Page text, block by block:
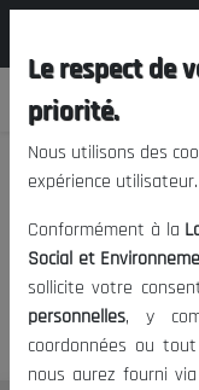
Nous
Le respect de
priorité.
Nous utilisons des
expérience utilisateur.
Conformément à la
Social et
sollicite votre
personnelles, y
coordonnées ou
nous aurez fourni